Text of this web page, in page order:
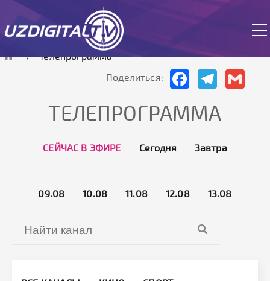
работает в тестовом режиме.
Телепрограмма
Поделиться:
FacebookTelegram
ТЕЛЕПРОГРАММА
СЕЙЧАС В ЭФИРЕ Сегодня Завтра
09.08 10.08 11.08 12.08 13.08